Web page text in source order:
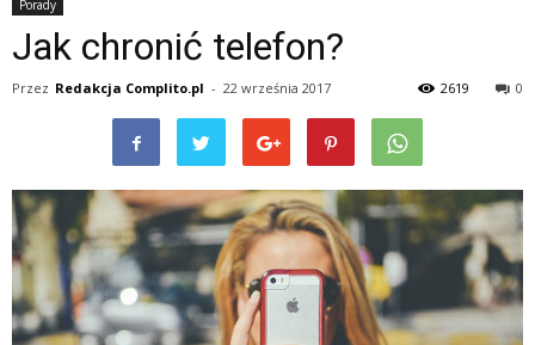
Porady
Jak chronić telefon?
Przez Redakcja Complito.pl - 22 września 2017 0
2619